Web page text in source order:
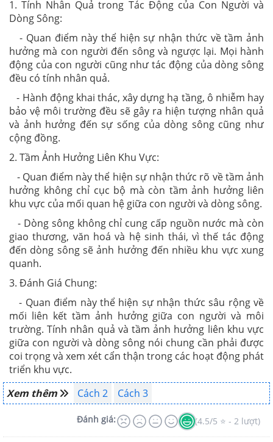
1. Tính Nhân Quả trong Tác Động của Con Người và
Dòng Sông:
- Quan điểm này thể hiện sự nhận thức về tầm ảnh
hưởng mà con người đến sông và ngược lại. Mọi hành
động của con người cũng như tác động của dòng sông
đều có tính nhân quả.
- Hành động khai thác, xây dựng hạ tầng, ô nhiễm hay
bảo vệ môi trường đều sẽ gây ra hiện tượng nhân quả
và ảnh hưởng đến sự sống của dòng sông cũng như
cộng đồng.
2. Tầm Ảnh Hưởng Liên Khu Vực:
- Quan điểm này thể hiện sự nhận thức rõ về tầm ảnh
hưởng không chỉ cục bộ mà còn tầm ảnh hưởng liên
khu vực của mối quan hệ giữa con người và dòng sông.
- Dòng sông không chỉ cung cấp nguồn nước mà còn
giao thương, văn hoá và hệ sinh thái, vì thế tác động
đến dòng sông sẽ ảnh hưởng đến nhiều khu vực xung
quanh.
3. Đánh Giá Chung:
- Quan điểm này thể hiện sự nhận thức sâu rộng về
mối liên kết tầm ảnh hưởng giữa con người và môi
trường. Tính nhân quả và tầm ảnh hưởng liên khu vực
giữa con người và dòng sông nói chung cần phải được
coi trọng và xem xét cẩn thận trong các hoạt động phát
triển khu vực.
Xem thêm
Cách 2 Cách 3
Đánh giá: (4.5/5 ⭐ - 2 lượt)